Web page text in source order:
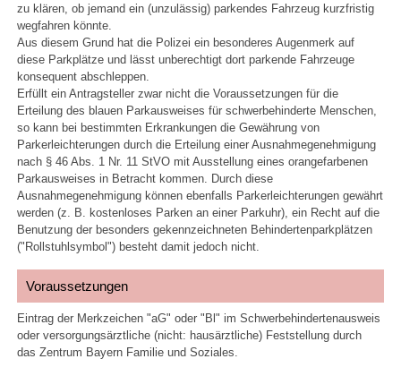
zu klären, ob jemand ein (unzulässig) parkendes Fahrzeug kurzfristig
wegfahren könnte.
Aus diesem Grund hat die Polizei ein besonderes Augenmerk auf
diese Parkplätze und lässt unberechtigt dort parkende Fahrzeuge
konsequent abschleppen.
Erfüllt ein Antragsteller zwar nicht die Voraussetzungen für die
Erteilung des blauen Parkausweises für schwerbehinderte Menschen,
so kann bei bestimmten Erkrankungen die Gewährung von
Parkerleichterungen durch die Erteilung einer Ausnahmegenehmigung
nach § 46 Abs. 1 Nr. 11 StVO mit Ausstellung eines orangefarbenen
Parkausweises in Betracht kommen. Durch diese
Ausnahmegenehmigung können ebenfalls Parkerleichterungen gewährt
werden (z. B. kostenloses Parken an einer Parkuhr), ein Recht auf die
Benutzung der besonders gekennzeichneten Behindertenparkplätzen
("Rollstuhlsymbol") besteht damit jedoch nicht.
Voraussetzungen
Eintrag der Merkzeichen "aG" oder "Bl" im Schwerbehindertenausweis
oder versorgungsärztliche (nicht: hausärztliche) Feststellung durch
das Zentrum Bayern Familie und Soziales.